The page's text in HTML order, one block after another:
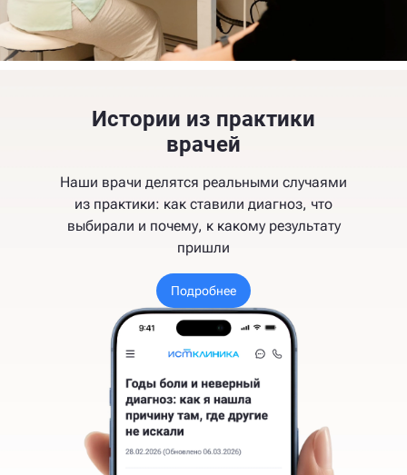
Истории из практики
врачей
Наши врачи делятся реальными случаями
из практики: как ставили диагноз, что
выбирали и почему, к какому результату
пришли
Подробнее